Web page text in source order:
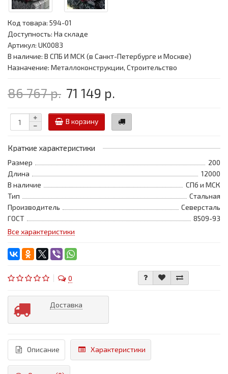
Код товара: 594-01
Доступность: На складе
Артикул: UK0083
В наличие: В СПБ И МСК (в Санкт-Петербурге и Москве)
Назначение: Металлоконструкции, Строительство
86 767 р. 71 149 р.
В корзину
Краткие характеристики
Размер
200
Длина
12000
В наличие
СПб и МСК
Тип
Стальная
Производитель
Северсталь
ГОСТ
8509-93
Все характеристики
0
Доставка
Описание Характеристики